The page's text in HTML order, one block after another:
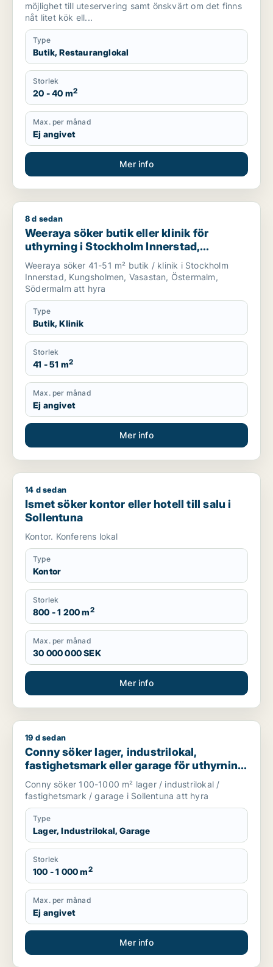
möjlighet till uteservering samt önskvärt om det finns
nåt litet kök ell...
Type
Butik, Restauranglokal
Storlek
20 - 40 m2
Max. per månad
Ej angivet
Mer info
Weeraya söker butik eller klinik för uthyrning i Stockholm
8 d sedan
Weeraya söker butik eller klinik för
uthyrning i Stockholm Innerstad,
Kungsholmen eller Vasastan m.fl.
Weeraya söker 41-51 m² butik / klinik i Stockholm
Innerstad, Kungsholmen, Vasastan, Östermalm,
Södermalm att hyra
Type
Butik, Klinik
Storlek
41 - 51 m2
Max. per månad
Ej angivet
Mer info
Ismet söker kontor eller hotell till salu i Sollentuna
14 d sedan
Ismet söker kontor eller hotell till salu i
Sollentuna
Kontor. Konferens lokal
Type
Kontor
Storlek
800 - 1 200 m2
Max. per månad
30 000 000 SEK
Mer info
Conny söker lager, industrilokal, fastighetsmark eller
19 d sedan
Conny söker lager, industrilokal,
fastighetsmark eller garage för uthyrning
i Sollentuna
Conny söker 100-1000 m² lager / industrilokal /
fastighetsmark / garage i Sollentuna att hyra
Type
Lager, Industrilokal, Garage
Storlek
100 - 1 000 m2
Max. per månad
Ej angivet
Mer info